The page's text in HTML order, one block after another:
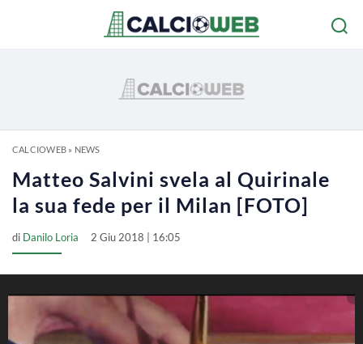
CALCIOWEB» NEWS
Matteo Salvini svela al Quirinale
la sua fede per il Milan [FOTO]
di Danilo Loria 2 Giu 2018 | 16:05